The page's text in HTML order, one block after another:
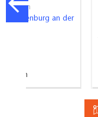
Bühnen
Brandenburg an der
1km